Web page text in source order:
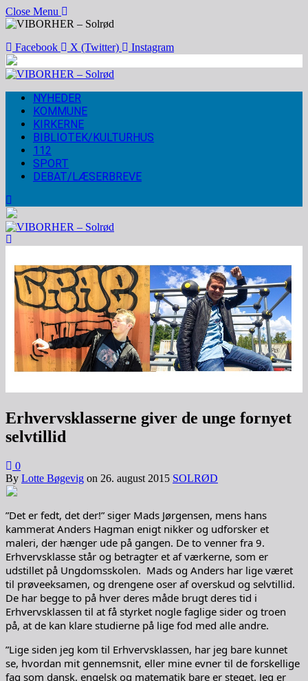
Close Menu
Facebook X (Twitter) Instagram
NYHEDER
KOMMUNE
KIRKERNE
BIBLIOTEK/KULTURHUS
112
SPORT
DEBAT/LÆSERBREVE
Erhvervsklasserne giver de unge fornyet
selvtillid
0
By Lotte Bøgevig on 26. august 2015 SOLRØD
”Det er fedt, det der!” siger Mads Jørgensen, mens hans
kammerat Anders Hagman enigt nikker og udforsker et
maleri, der hænger ude på gangen. De to venner fra 9.
Erhvervsklasse står og betragter et af værkerne, som er
udstillet på Ungdomsskolen. Mads og Anders har lige været
til prøveeksamen, og drengene oser af overskud og selvtillid.
De har begge to på hver deres måde brugt deres tid i
Erhvervsklassen til at få styrket nogle faglige sider og troen
på, at de kan klare studierne på lige fod med alle andre.
”Lige siden jeg kom til Erhvervsklassen, har jeg bare kunnet
se, hvordan mit gennemsnit, eller mine evner til de forskellige
fag som dansk, engelsk og matematik bare er steget. Jeg er